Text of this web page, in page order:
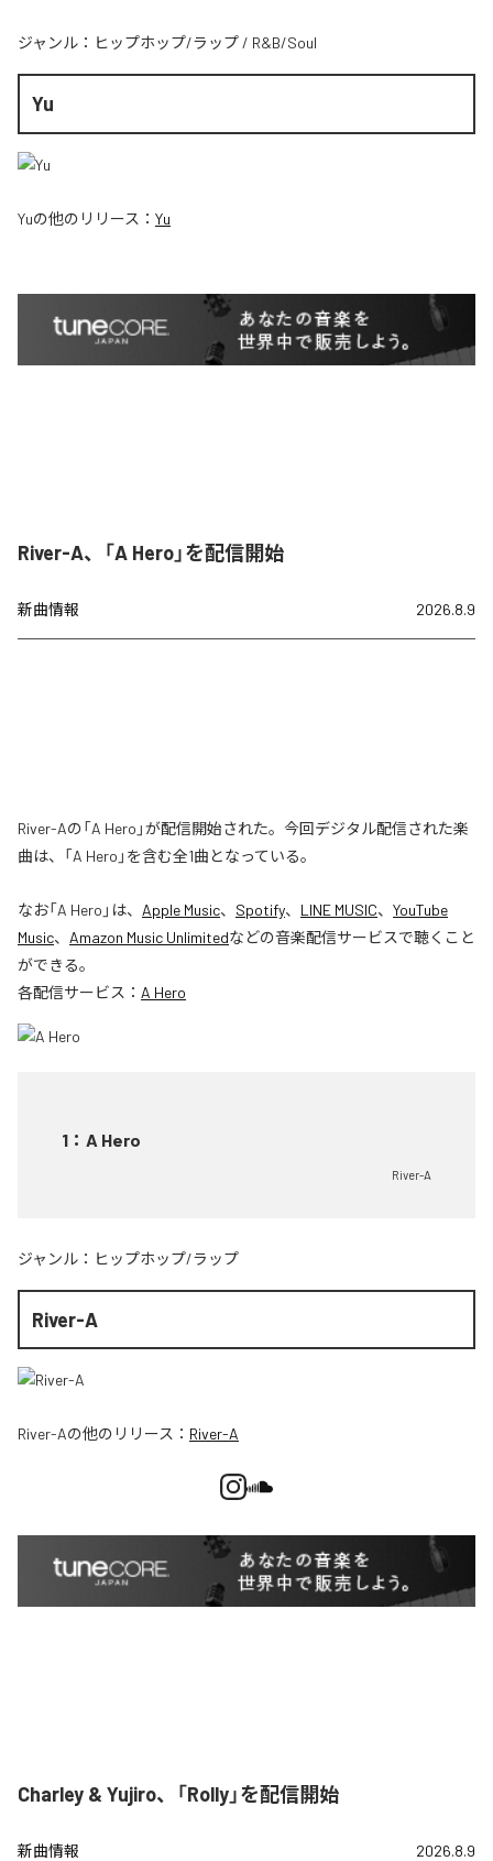
ジャンル： ヒップホップ/ラップ / R&B/Soul
Yu
Yuの他のリリース： Yu
River-A、「A Hero」を配信開始
新曲情報 2026.8.9
River-Aの「A Hero」が配信開始された。今回デジタル配信された楽
曲は、「A Hero」を含む全1曲となっている。
なお「A Hero 」は、 Apple Music、 Spotify、 LINE MUSIC、 YouTube
Music、 Amazon Music Unlimitedなどの音楽配信サービスで聴くこと
ができる。
各配信サービス： A Hero
1 ： A Hero
River-A
ジャンル： ヒップホップ/ラップ
River-A
River-Aの他のリリース： River-A
Charley & Yujiro、「Rolly」を配信開始
新曲情報 2026.8.9